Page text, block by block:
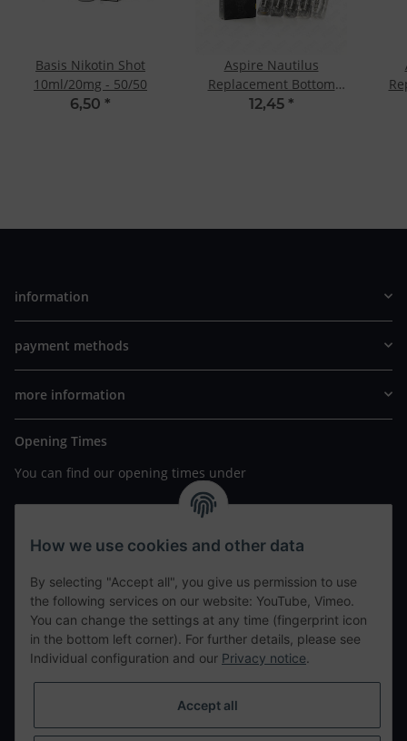
Basis Nikotin Shot
10ml/20mg - 50/50
6,50 *
Aspire Nautilus
Replacement Bottom
Vertical Coil 1.8 Ohm
12,45 *
information
payment methods
more information
Opening Times
You can find our opening times under
https://www.wannavapor.de/Filialen
your personal site
contact details
tweet
teilen
How we use cookies and other data
By selecting "Accept all", you give us permission to use
the following services on our website: YouTube, Vimeo.
You can change the settings at any time (fingerprint icon
in the bottom left corner). For further details, please see
Individual configuration and our Privacy notice.
Accept all